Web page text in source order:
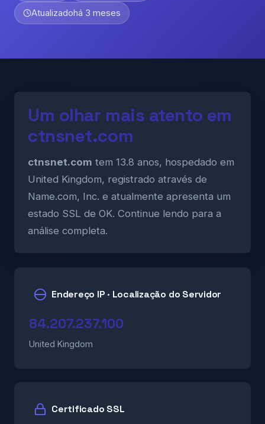
Atualizadohá 3 meses
Um olhar mais atento em
ctnsnet.com
ctnsnet.com tem 13.8 anos, hospedado em
United Kingdom, registrado através de
Name.com, Inc. e atualmente apresenta um
estado SSL de OK. Continue lendo para a
análise completa.
Endereço IP · Localização do Servidor
84.207.237.100
United Kingdom
Certificado SSL